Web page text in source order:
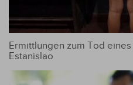
Ermittlungen zum Tod
Estanislao